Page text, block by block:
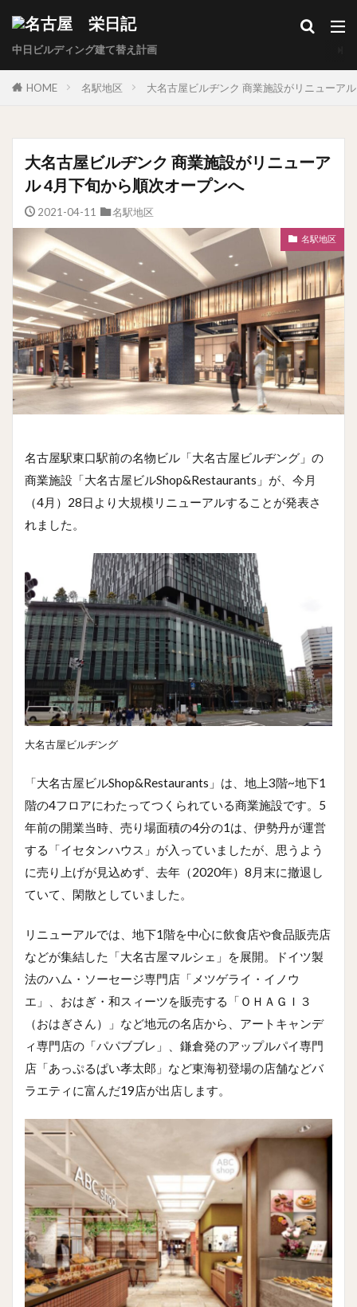
中日ビルディング建て替え計画
HOME 名駅地区 大名古屋ビルヂンク 商業施設がリニューア
大名古屋ビルヂンク 商業施設がリニューア
ル 4月下旬から順次オープンへ
2021-04-11 名駅地区
名駅地区
名古屋駅東口駅前の名物ビル「大名古屋ビルヂング」の
商業施設「大名古屋ビルShop&Restaurants」が、今月
（4月）28日より大規模リニューアルすることが発表さ
れました。
大名古屋ビルヂング
「大名古屋ビルShop&Restaurants」は、地上3階~地下1
階の4フロアにわたってつくられている商業施設です。5
年前の開業当時、売り場面積の4分の1は、伊勢丹が運営
する「イセタンハウス」が入っていましたが、思うよう
に売り上げが見込めず、去年（2020年）8月末に撤退し
ていて、閑散としていました。
リニューアルでは、地下1階を中心に飲食店や食品販売店
などが集結した「大名古屋マルシェ」を展開。ドイツ製
法のハム・ソーセージ専門店「メツゲライ・イノウ
エ」、おはぎ・和スィーツを販売する「ＯＨＡＧＩ３
（おはぎさん）」など地元の名店から、アートキャンデ
ィ専門店の「パパブブレ」、鎌倉発のアップルパイ専門
店「あっぷるぱい孝太郎」など東海初登場の店舗などバ
ラエティに富んだ19店が出店します。